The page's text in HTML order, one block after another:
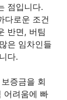
점입니다.
다로운 조건
반면, 버팀
은 임차인들
다.
증금을 회
어려움에 빠